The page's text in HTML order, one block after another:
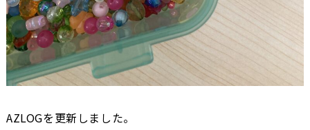
AZLOGを更新しました。